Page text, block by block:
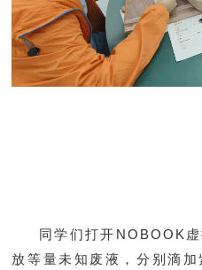
同学们打开NOBOOK
放等量未知废液，分别滴